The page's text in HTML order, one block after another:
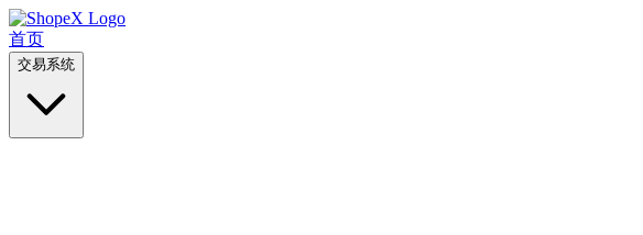
首页
交易系统